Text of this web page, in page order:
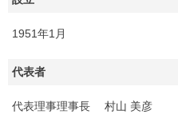
1951年1月
代表者
代表理事理事長 村山 美彦